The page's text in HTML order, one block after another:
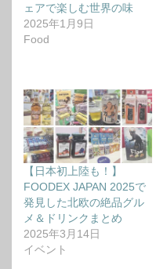
ェアで楽しむ世界の味
2025年1月9日
Food
【日本初上陸も！】
FOODEX JAPAN 2025で
発見した北欧の絶品グル
メ＆ドリンクまとめ
2025年3月14日
イベント